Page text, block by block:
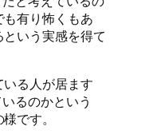
有り怖くもあ
いう実感を得て
る人が居ます
るのかという
です。